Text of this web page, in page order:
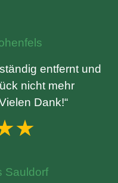
entfernt und
nicht mehr
Dank!“
Sauldorf